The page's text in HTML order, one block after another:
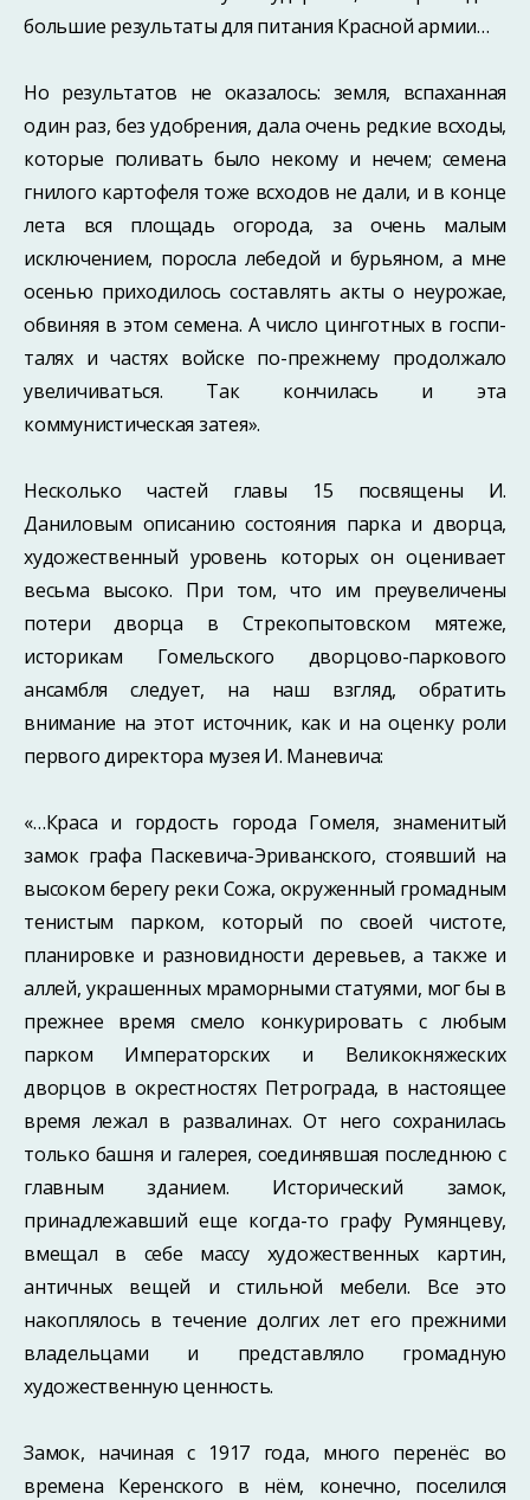
большие результаты для питания Красной армии…
Но результатов не оказалось: земля, вспаханная
один раз, без удобрения, дала очень редкие всходы,
которые поливать было некому и нечем; семена
гнилого картофеля тоже всходов не дали, и в конце
лета вся площадь огорода, за очень малым
исключением, поросла лебедой и бурьяном, а мне
осенью приходилось составлять акты о неурожае,
обвиняя в этом семена. А число цинготных в госпи­
талях и частях войске по-прежнему продолжало
увеличиваться. Так кончилась и эта
коммунистическая затея».
Несколько частей главы 15 посвящены И.
Даниловым описанию состояния парка и дворца,
художественный уровень которых он оценивает
весьма высоко. При том, что им преувеличены
потери дворца в Стрекопытовском мятеже,
историкам Гомель­ского дворцово-паркового
ансамбля следует, на наш взгляд, обратить
внимание на этот источник, как и на оценку роли
первого директора музея И. Маневича:
«…Краса и гордость города Гомеля, знаменитый
замок графа Паскевича-Эриванского, стоявший на
высоком берегу реки Сожа, окруженный громадным
тенистым парком, который по своей чистоте,
планировке и разновидности деревьев, а также и
аллей, украшенных мраморными статуями, мог бы в
прежнее время смело конку­рировать с любым
парком Императорских и Великокняжеских
дворцов в окрестно­стях Петрограда, в настоящее
время лежал в развалинах. От него сохранилась
только башня и галерея, соединявшая последнюю с
главным зданием. Исторический замок,
принадлежавший еще когда-то графу Румянцеву,
вмещал в себе массу художествен­ных картин,
античных вещей и стильной мебели. Все это
накоплялось в течение долгих лет его прежними
владельцами и представляло громадную
художественную ценность.
Замок, начиная с 1917 года, много перенёс: во
времена Керенского в нём, конеч­но, поселился